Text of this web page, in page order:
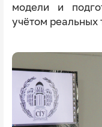
модели и
учётом реальных